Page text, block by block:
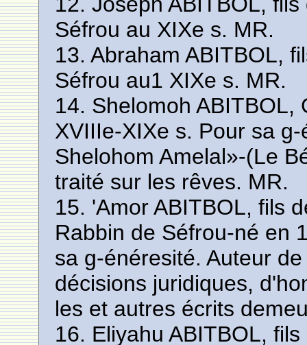
Séfrou au XIXe s. MR.
13. Abraham ABITBOL,
Séfrou au1 XIXe s. MR.
14. Shelomoh
XVIIIe-XIXe s. Pour sa
Shelohom Amelal»-(Le
traité sur les rêves. MR.
15. 'Amor ABITBOL, fils
Rabbin de Séfrou-né en
sa g-énéresité. Auteur
décisions juridiques,
les et autres écrits
16. Eliyahu ABITBOL,